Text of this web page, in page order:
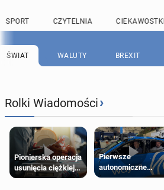
SPORT CZYTELNIA CIEKAWOSTKI
ŚWIAT WALUTY BREXIT
Rolki Wiadomości›
Pionierska operacja
usunięcia ciężkiej
wady wrodzonej
Pierwsze
autonomiczne
Ubery pojawią się